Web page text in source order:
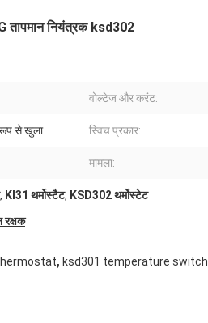
तापमान नियंत्रक ksd302
वोल्टेज और करंट:
रूप से खुला स्विच प्रकार:
मामला:
, KI31 थर्मोस्टैट, KSD302 थर्मोस्टेट
रक्षक
, ksd301 temperature switch